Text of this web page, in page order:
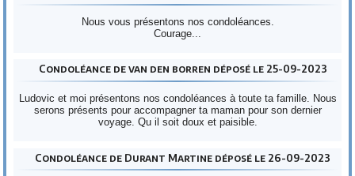
Nous vous présentons nos condoléances.
Courage...
Condoléance de van den borren déposé le 25-09-2023
Ludovic et moi présentons nos condoléances à toute ta famille. Nous
serons présents pour accompagner ta maman pour son dernier
voyage. Qu il soit doux et paisible.
Condoléance de Durant Martine déposé le 26-09-2023